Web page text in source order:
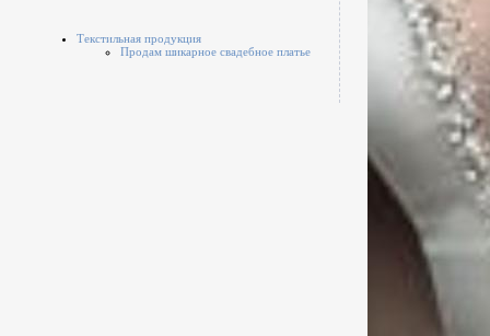
Текстильная продукция
Продам шикарное свадебное платье